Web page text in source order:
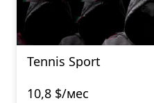
Tennis Sport
10,8 $/мес